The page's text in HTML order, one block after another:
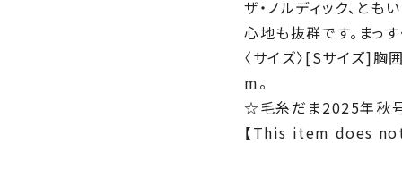
ザ・ノルディック、と
心地も抜群です。まっ
〈サイズ〉[Sサイズ]
m。
☆毛糸だま2025年秋
【This item does